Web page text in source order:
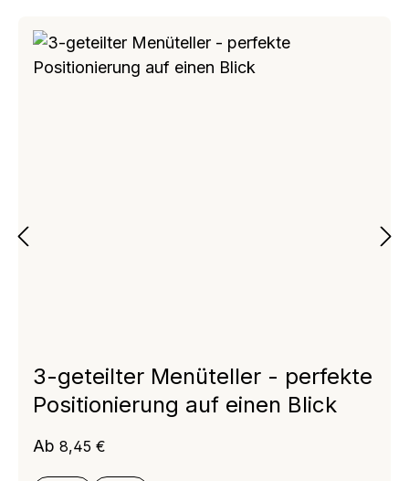
3-geteilter Menüteller - perfekte
Positionierung auf einen Blick
Regulärer Preis:
Ab 8,45 €